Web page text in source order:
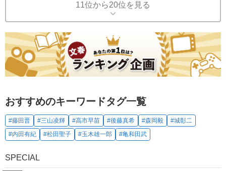
11位から20位を見る
おすすめのキーワードタグ一覧
#藤田晋 #三山凌輝 #高市早苗 #後藤真希 #森岡毅
#城彰二
#内田有紀
#松田聖子 #玉木雄一郎 #亀和田武
SPECIAL